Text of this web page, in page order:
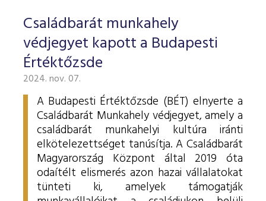
Családbarát munkahely
védjegyet kapott a Budapesti
Értéktőzsde
2024. nov. 07.
A Budapesti Értéktőzsde (BÉT) elnyerte a
Családbarát Munkahely védjegyet, amely a
családbarát munkahelyi kultúra iránti
elkötelezettséget tanúsítja. A Családbarát
Magyarország Központ által 2019 óta
odaítélt elismerés azon hazai vállalatokat
tünteti ki, amelyek támogatják